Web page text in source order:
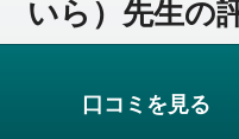
いら）先生の
口コミを見る